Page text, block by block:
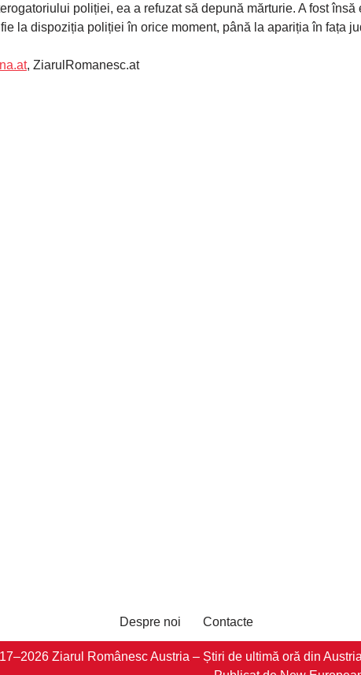
poliției, ea a refuzat să depună mărturie. A fost însă
la dispoziția poliției în orice moment, până la apariția în fața
, ZiarulRomanesc.at
Despre noi Contacte
Ziarul Românesc Austria – Știri de ultimă oră din